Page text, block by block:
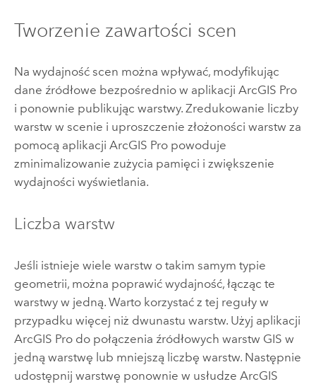
Tworzenie zawartości scen
Na wydajność scen można wpływać, modyfikując
dane źródłowe bezpośrednio w aplikacji ArcGIS Pro
i ponownie publikując warstwy. Zredukowanie liczby
warstw w scenie i uproszczenie złożoności warstw za
pomocą aplikacji ArcGIS Propowoduje
zminimalizowanie zużycia pamięci i zwiększenie
wydajności wyświetlania.
Liczba warstw
Jeśli istnieje wiele warstw o takim samym typie
geometrii, można poprawić wydajność, łącząc te
warstwy w jedną. Warto korzystać z tej reguły w
przypadku więcej niż dwunastu warstw. Użyj aplikacji
ArcGIS Prodo połączenia źródłowych warstw GIS w
jedną warstwę lub mniejszą liczbę warstw. Następnie
udostępnij warstwę ponownie w usłudze ArcGIS